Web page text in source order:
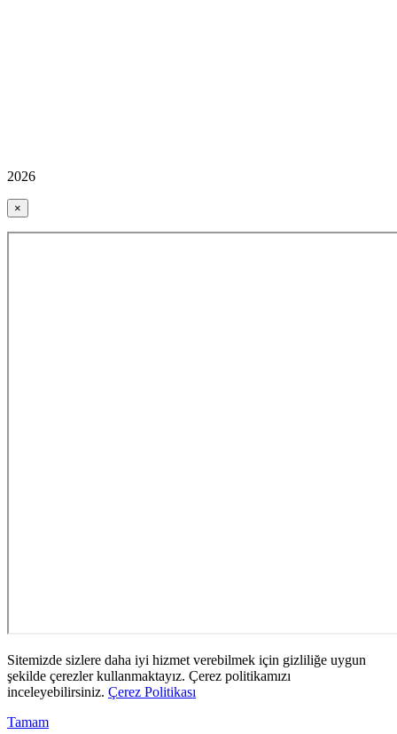
2026
×
Sitemizde sizlere daha iyi hizmet verebilmek için gizliliğe uygun
şekilde çerezler kullanmaktayız. Çerez politikamızı
inceleyebilirsiniz. Çerez Politikası
Tamam